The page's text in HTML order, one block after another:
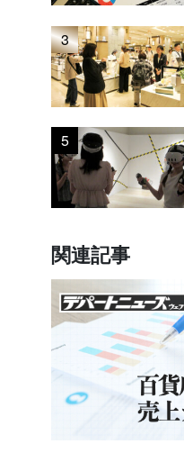
3
5
関連記事